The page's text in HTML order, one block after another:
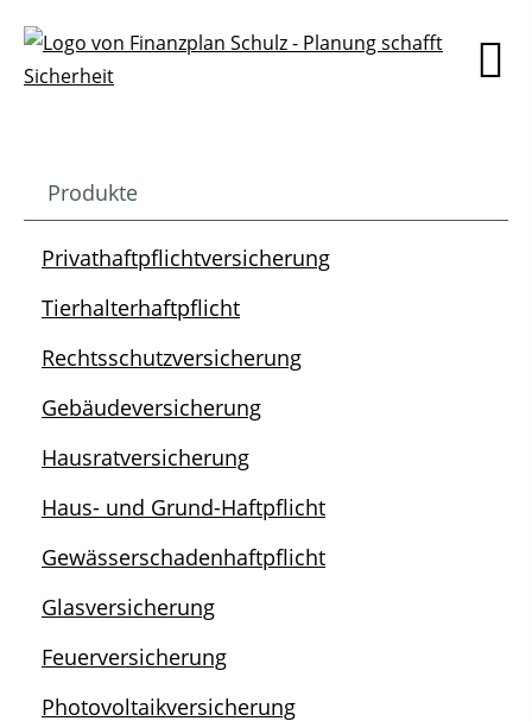
Produkte
Privathaftpflichtversicherung
Tierhalterhaftpflicht
Rechtsschutzversicherung
Gebäudeversicherung
Hausratversicherung
Haus- und Grund-Haftpflicht
Gewässerschadenhaftpflicht
Glasversicherung
Feuerversicherung
Photovoltaikversicherung